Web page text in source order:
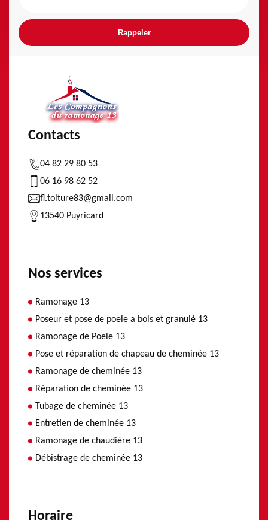
Contacts
04 82 29 80 53
06 16 98 62 52
fl.toiture83@gmail.com
13540 Puyricard
Nos services
Ramonage 13
Poseur et pose de poele a bois et granulé 13
Ramonage de Poele 13
Pose et réparation de chapeau de cheminée 13
Ramonage de cheminée 13
Réparation de cheminée 13
Tubage de cheminée 13
Entretien de cheminée 13
Ramonage de chaudière 13
Débistrage de cheminée 13
Horaire